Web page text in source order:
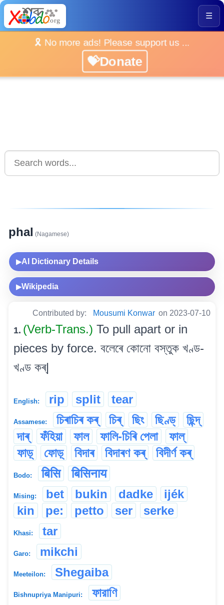
☰
🎗️ No more ads! Please support us ...
💝Donate
phal (Nagamese)
▶AI Dictionary Details
▶Wikipedia
Contributed by: Mousumi Konwar on 2023-07-10
1. (Verb-Trans.) To pull apart or in
pieces by force. বলেৰে কোনো বস্তুক খণ্ড-
খণ্ড কৰ্|
English: rip split tear
Assamese: চিৰাচিৰ কৰ্ চিৰ্ ছিং ছিণ্ড্
ছিন্দ্
দাৰ্
ফঁহিয়া ফাল ফালি-চিৰি পেলা
ফাল্‌
ফাড়্
ফোড়্ বিদাৰ বিদাৰণ কৰ্ বিদীৰ্ণ কৰ্
Bodo: बिसि बिसिनाय
Mising: bet bukin dadke
ijék
kin
pe: petto ser serke
Khasi: tar
Garo: mikchi
Meeteilon: Shegaiba
Bishnupriya Manipuri: ফারাণি